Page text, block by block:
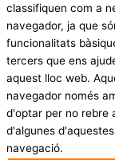
classifiquen com a
navegador, ja que
funcionalitats
tercers que ens
aquest lloc web.
navegador només
d'optar per no rebre
d'algunes
navegació.